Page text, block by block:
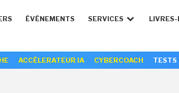
ÉVÉNEMENTS SERVICES
ACCÉLERATEUR IA CYBERCOACH TESTS